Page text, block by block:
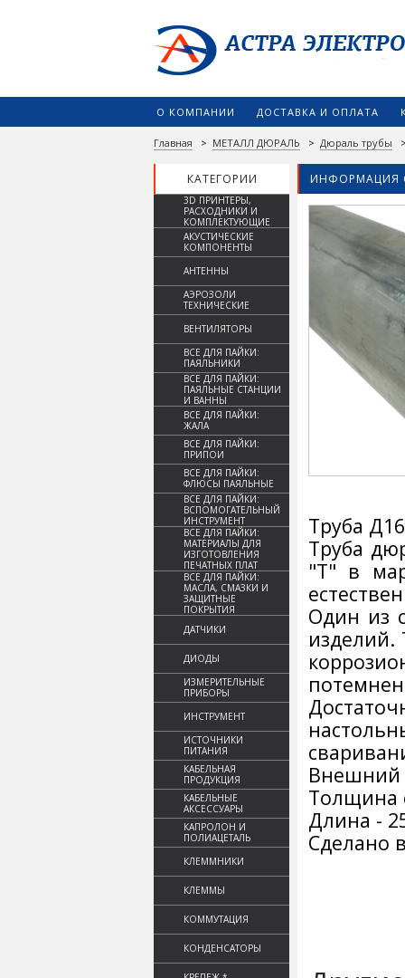
О КОМПАНИИ ДОСТАВКА И ОПЛАТА
Главная > МЕТАЛЛ ДЮРАЛЬ > Дюраль трубы
КАТЕГОРИИ ИНФОРМАЦИЯ
3D ПРИНТЕРЫ,
РАСХОДНИКИ И
КОМПЛЕКТУЮЩИЕ
АКУСТИЧЕСКИЕ
КОМПОНЕНТЫ
АНТЕННЫ
АЭРОЗОЛИ
ТЕХНИЧЕСКИЕ
ВЕНТИЛЯТОРЫ
ВСЕ ДЛЯ ПАЙКИ:
ПАЯЛЬНИКИ
ВСЕ ДЛЯ ПАЙКИ:
ПАЯЛЬНЫЕ СТАНЦИИ
И ВАННЫ
ВСЕ ДЛЯ ПАЙКИ:
ЖАЛА
ВСЕ ДЛЯ ПАЙКИ:
ПРИПОИ
ВСЕ ДЛЯ ПАЙКИ:
ФЛЮСЫ ПАЯЛЬНЫЕ
ВСЕ ДЛЯ ПАЙКИ:
ВСПОМОГАТЕЛЬНЫЙ
ИНСТРУМЕНТ
ВСЕ ДЛЯ ПАЙКИ:
МАТЕРИАЛЫ ДЛЯ
ИЗГОТОВЛЕНИЯ
ПЕЧАТНЫХ ПЛАТ
ВСЕ ДЛЯ ПАЙКИ:
МАСЛА, СМАЗКИ И
ЗАЩИТНЫЕ
ПОКРЫТИЯ
ДАТЧИКИ
ДИОДЫ
ИЗМЕРИТЕЛЬНЫЕ
ПРИБОРЫ
ИНСТРУМЕНТ
ИСТОЧНИКИ
ПИТАНИЯ
КАБЕЛЬНАЯ
ПРОДУКЦИЯ
КАБЕЛЬНЫЕ
АКСЕССУАРЫ
КАПРОЛОН И
ПОЛИАЦЕТАЛЬ
КЛЕММНИКИ
КЛЕММЫ
КОММУТАЦИЯ
КОНДЕНСАТОРЫ
Труба
Труба
"Т" в
Один из
Внешний
Толщина
Длина -
Сделано